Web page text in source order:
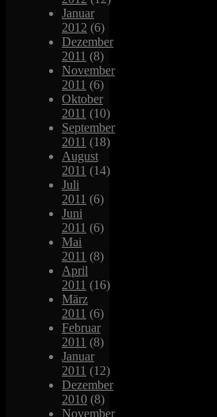
Januar
2012 (6)
Dezember
2011 (8)
November
2011 (6)
Oktober
2011 (10)
September
2011 (18)
August
2011 (14)
Juli
2011 (6)
Juni
2011 (6)
Mai
2011 (8)
April
2011 (16)
März
2011 (6)
Februar
2011 (8)
Januar
2011 (12)
Dezember
2010 (8)
November